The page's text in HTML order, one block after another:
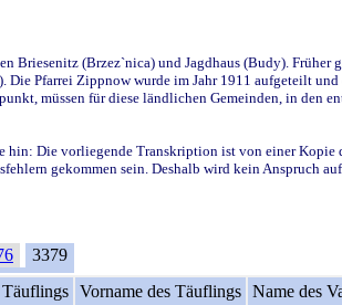
(Brzez`nica) und Jagdhaus (Budy). Früher
Pfarrei Zippnow wurde im Jahr 1911 aufgeteilt
müssen für diese ländlichen Gemeinden, in den
hin: Die vorliegende Transkription ist von einer
gekommen sein. Deshalb wird kein Anspruch
3379
Täuflings Vorname des Täuflings Name des